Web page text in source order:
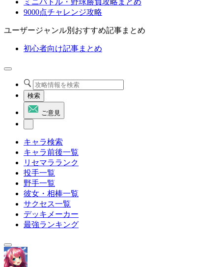
ミニバトル・野球勝負攻略まとめ
9000点チャレンジ攻略
ユーザージャンル別おすすめ記事まとめ
初心者向け記事まとめ
検索
ご意見
キャラ検索
キャラ前後一覧
リセマラランク
投手一覧
野手一覧
彼女・相棒一覧
サクセス一覧
デッキメーカー
最強ランキング